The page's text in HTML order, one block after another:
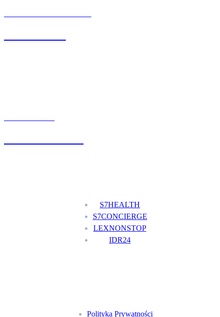
S7HEALTH
S7CONCIERGE
LEXNONSTOP
IDR24
Polityka Prywatności